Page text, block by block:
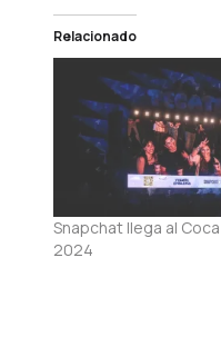
Relacionado
Snapchat llega al
2024